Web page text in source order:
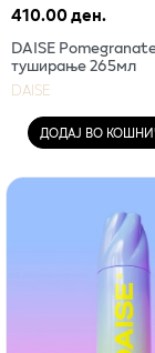
410.00 ден.
DAISE
туширање 265мл
DAISE
ДОДАЈ ВО